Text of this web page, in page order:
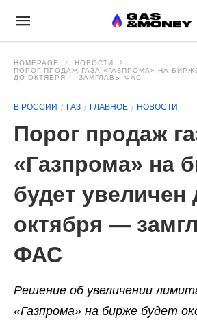
HOMEPAGE
НОВОСТИ
ПОРОГ ПРОДАЖ ГАЗА «ГАЗПРОМА» НА
ДО ОКТЯБРЯ — ЗАМГЛАВЫ ФАС
В РОССИИ ГАЗ ГЛАВНОЕ НОВОСТИ
Порог продаж
«Газпрома» на
будет увеличен
октября —
ФАС
Решение об увеличении
«Газпрома» на бирже будет